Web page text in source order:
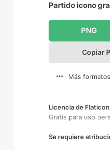
Partido icono
PNG
Copiar
Más formatos
Licencia de Flaticon
Gratis para uso
Se requiere